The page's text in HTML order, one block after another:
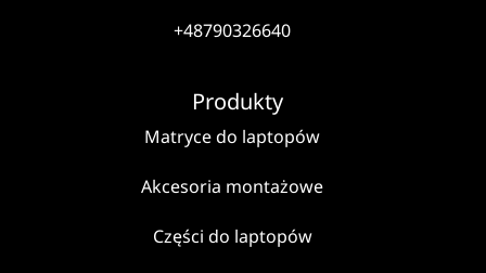
+48790326640
Produkty
Matryce do laptopów
Akcesoria montażowe
Części do laptopów